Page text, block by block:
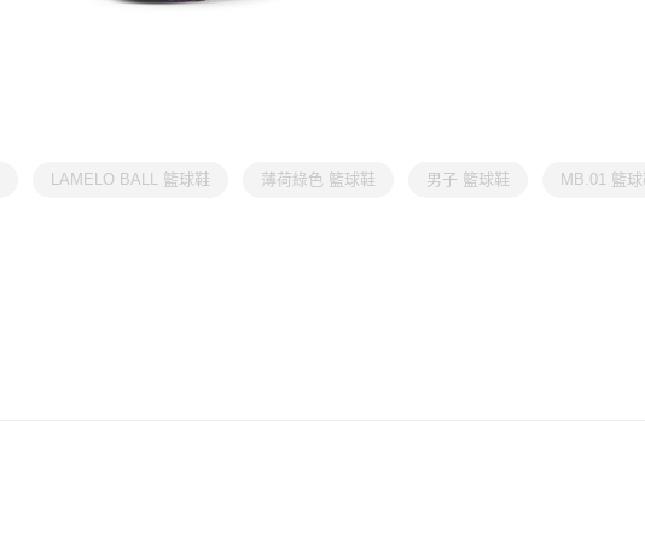
LAMELO BALL 籃球鞋 薄荷綠色 籃球鞋 男子 籃球鞋 MB.01 籃球